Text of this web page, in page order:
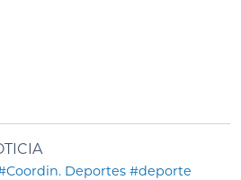
Deportes #deporte